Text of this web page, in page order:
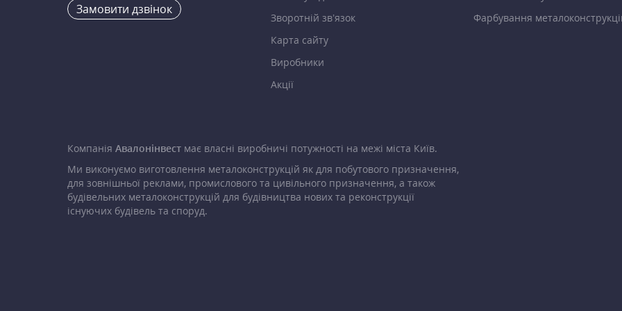
Замовити дзвінок
Зворотній зв’язок
Карта сайту
Виробники
Акції
Фарбування
Компанія Авалонінвест має власні виробничі потужності на межі міста Київ.
Ми виконуємо виготовлення металоконструкцій як для побутового призначення,
для зовнішньої реклами, промислового та цивільного призначення, а також
будівельних металоконструкцій для будівництва нових та реконструкції
існуючих будівель та споруд.